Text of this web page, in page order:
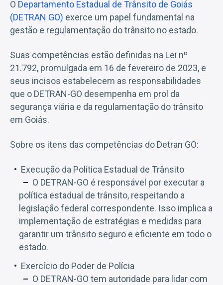
O Departamento Estadual de Trânsito de Goiás
(DETRAN GO) exerce um papel fundamental na
gestão e regulamentação do trânsito no estado.
Suas competências estão definidas na Lei nº
21.792, promulgada em 16 de fevereiro de 2023, e
seus incisos estabelecem as responsabilidades
que o DETRAN-GO desempenha em prol da
segurança viária e da regulamentação do trânsito
em Goiás.
Sobre os itens das competências do Detran GO:
Execução da Política Estadual de Trânsito
O DETRAN-GO é responsável por executar a
política estadual de trânsito, respeitando a
legislação federal correspondente. Isso implica a
implementação de estratégias e medidas para
garantir um trânsito seguro e eficiente em todo o
estado.
Exercício do Poder de Polícia
O DETRAN-GO tem autoridade para lidar com